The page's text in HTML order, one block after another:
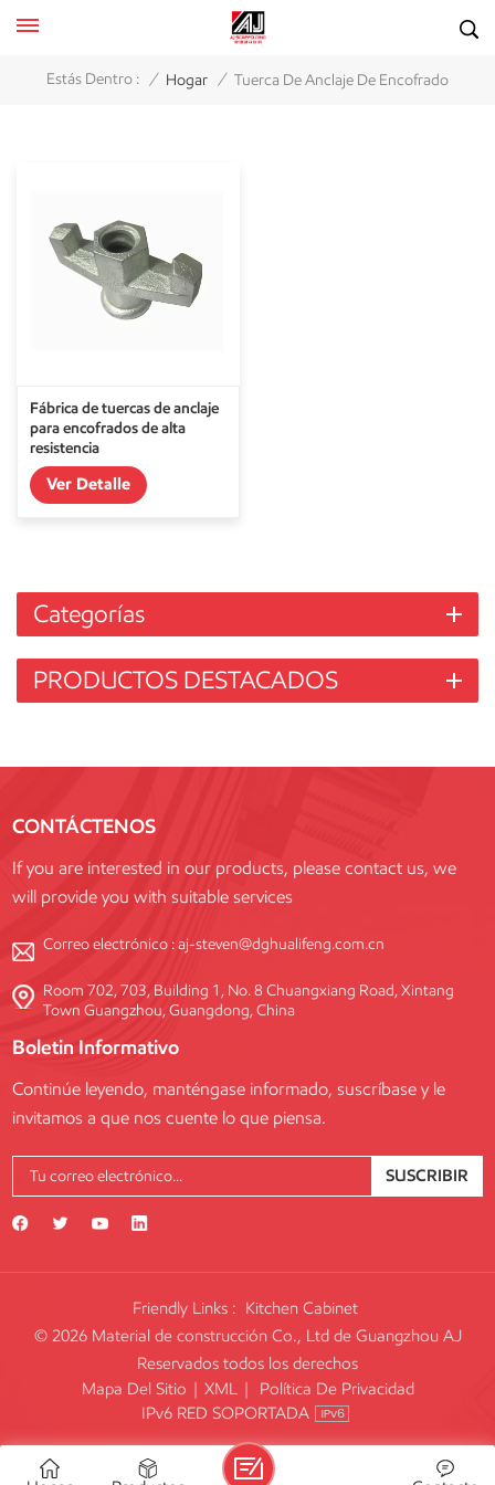
Estás Dentro : / Hogar / Tuerca De Anclaje De Encofrado
Fábrica de tuercas de anclaje
para encofrados de alta
resistencia
Ver Detalle
Categorías
PRODUCTOS DESTACADOS
CONTÁCTENOS
If you are interested in our products, please contact us, we
will provide you with suitable services
Correo electrónico :aj-steven@dghualifeng.com.cn
Room 702, 703, Building 1, No. 8 Chuangxiang Road, Xintang
Town Guangzhou, Guangdong, China
Boletin Informativo
Continúe leyendo, manténgase informado, suscríbase y le
invitamos a que nos cuente lo que piensa.
SUSCRIBIR
Friendly Links : Kitchen Cabinet
© 2026 Material de construcción Co., Ltd de Guangzhou AJ
Reservados todos los derechos
Mapa Del Sitio | XML |
Política De Privacidad
IPv6 RED SOPORTADA